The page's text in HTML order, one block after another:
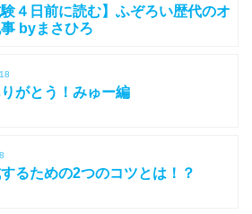
験４日前に読む】ふぞろい歴代のオ
byまさひろ
がとう！みゅー編
るための2つのコツとは！？